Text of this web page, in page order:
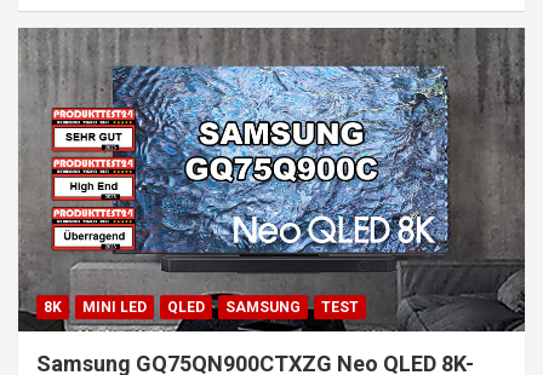
8K MINI LED QLED SAMSUNG TEST
Samsung GQ75QN900CTXZG Neo QLED 8K-